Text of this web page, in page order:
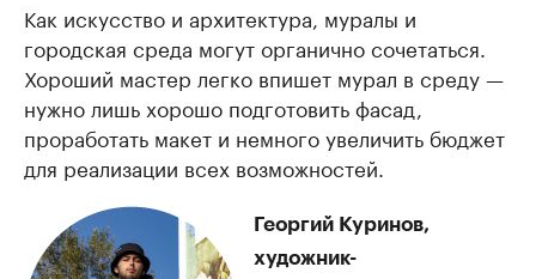
Как искусство и архитектура, муралы и
городская среда могут органично сочетаться.
Хороший мастер легко впишет мурал в среду —
нужно лишь хорошо подготовить фасад,
проработать макет и немного увеличить бюджет
для реализации всех возможностей.
Георгий Куринов,
художник-